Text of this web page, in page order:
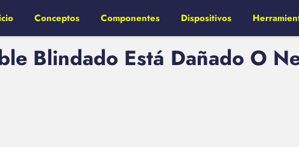
Conceptos Componentes Dispositivos
Blindado Está Dañado O